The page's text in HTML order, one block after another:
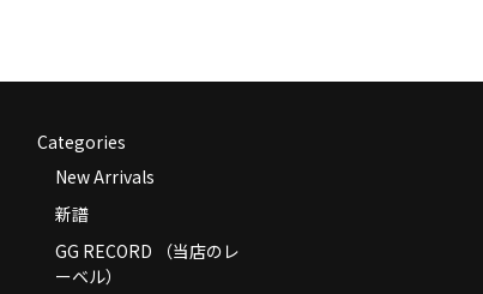
Categories
New Arrivals
新譜
GG RECORD （当店のレ
ーベル）